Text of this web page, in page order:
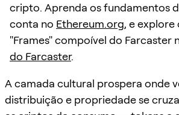
cripto. Aprenda os fundamentos
conta no Ethereum.org, e
"Frames" compoível do Farcaster
do Farcaster.
A camada cultural prospera onde
distribuição e propriedade se